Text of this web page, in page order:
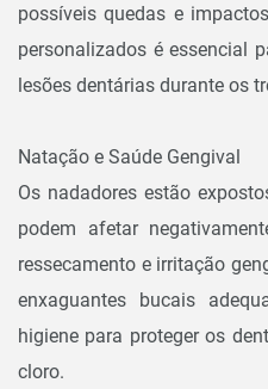
possíveis quedas e
personalizados é essencial
lesões dentárias durante os
Natação e Saúde Gengival
Os nadadores estão
podem afetar
ressecamento e irritação
enxaguantes bucais
higiene para proteger os
cloro.